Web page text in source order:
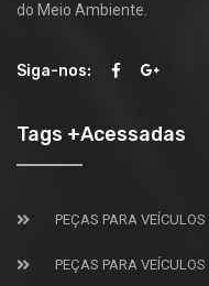
do Meio Ambiente.
Siga-nos:
Tags +Acessadas
PEÇAS PARA
PEÇAS PARA